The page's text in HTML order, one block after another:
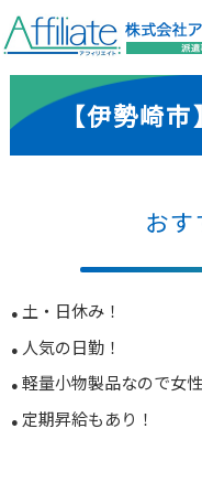
ホーム
お仕事をお探しの方へ
求人応募フォーム
【伊勢崎
お
土・日休み！
人気の日勤！
軽量小物製品なので女
定期昇給もあり！